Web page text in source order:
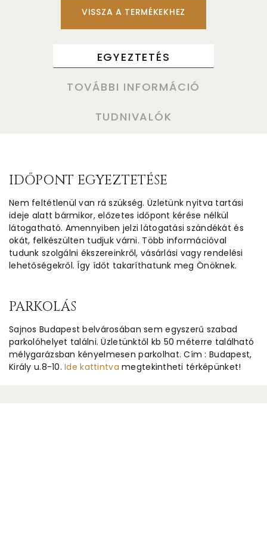
VISSZA A TERMÉKEKHEZ
EGYEZTETÉS
TOVÁBBI INFORMÁCIÓ
TUDNIVALÓK
IDŐPONT EGYEZTETÉSE
Nem feltétlenül van rá szükség. Üzletünk nyitva tartási
ideje alatt bármikor, előzetes időpont kérése nélkül
látogatható. Amennyiben jelzi látogatási szándékát és
okát, felkészülten tudjuk várni. Több információval
tudunk szolgálni ékszereinkről, vásárlási vagy rendelési
lehetőségekről. Így ídőt takaríthatunk meg Önöknek.
PARKOLÁS
Sajnos Budapest belvárosában sem egyszerű szabad
parkolóhelyet találni. Üzletünktől kb 50 méterre található
mélygarázsban kényelmesen parkolhat. Cím : Budapest,
Király u.8-10.Ide kattintva megtekintheti térképünket!